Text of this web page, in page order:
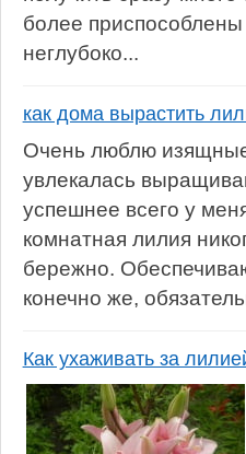
более
неглубоко...
как дома вырастить
Очень люблю
увлекалась
успешнее всего у
комнатная лилия
бережно.
конечно же,
Как ухаживать за